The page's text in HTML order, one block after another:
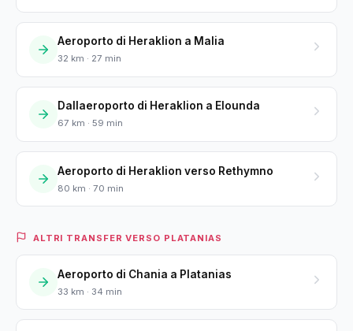
Aeroporto di Heraklion a Malia
32 km · 27 min
Dallaeroporto di Heraklion a Elounda
67 km · 59 min
Aeroporto di Heraklion verso Rethymno
80 km · 70 min
ALTRI TRANSFER VERSO PLATANIAS
Aeroporto di Chania a Platanias
33 km · 34 min